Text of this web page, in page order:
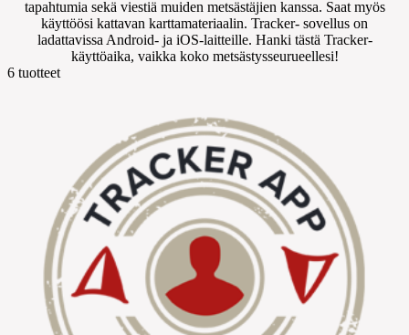
tapahtumia sekä viestiä muiden metsästäjien kanssa. Saat myös
käyttöösi kattavan karttamateriaalin. Tracker- sovellus on
ladattavissa Android- ja iOS-laitteille. Hanki tästä Tracker-
käyttöaika, vaikka koko metsästysseurueellesi!
6 tuotteet